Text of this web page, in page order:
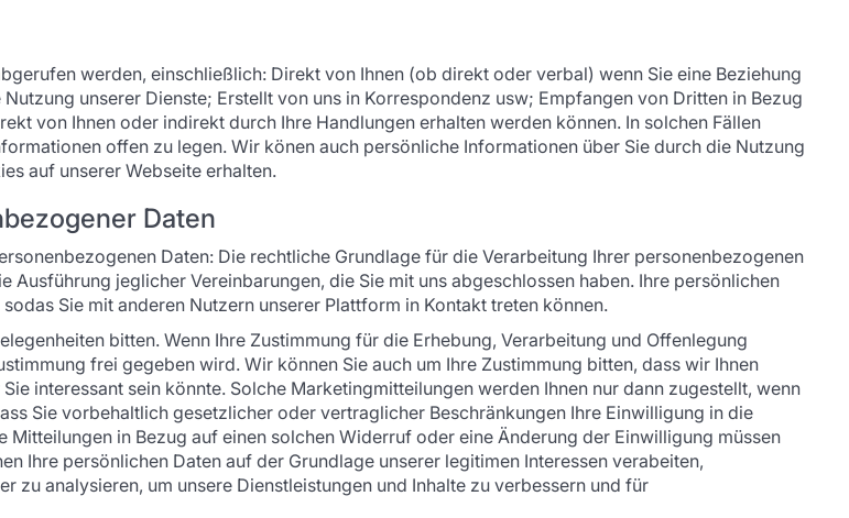
werden, einschließlich: Direkt von Ihnen (ob direkt oder verbal) wenn Sie eine Beziehung
unserer Dienste; Erstellt von uns in Korrespondenz usw; Empfangen von Dritten in Bezug
von Ihnen oder indirekt durch Ihre Handlungen erhalten werden können. In solchen Fällen
offen zu legen. Wir könen auch persönliche Informationen über Sie durch die Nutzung
auf unserer Webseite erhalten.
Daten
Daten: Die rechtliche Grundlage für die Verarbeitung Ihrer personenbezogenen
jeglicher Vereinbarungen, die Sie mit uns abgeschlossen haben. Ihre persönlichen
Sie mit anderen Nutzern unserer Plattform in Kontakt treten können.
bitten. Wenn Ihre Zustimmung für die Erhebung, Verarbeitung und Offenlegung
frei gegeben wird. Wir können Sie auch um Ihre Zustimmung bitten, dass wir Ihnen
interessant sein könnte. Solche Marketingmitteilungen werden Ihnen nur dann zugestellt, wenn
Sie vorbehaltlich gesetzlicher oder vertraglicher Beschränkungen Ihre Einwilligung in die
in Bezug auf einen solchen Widerruf oder eine Änderung der Einwilligung müssen
Ihre persönlichen Daten auf der Grundlage unserer legitimen Interessen verabeiten,
zu analysieren, um unsere Dienstleistungen und Inhalte zu verbessern und für